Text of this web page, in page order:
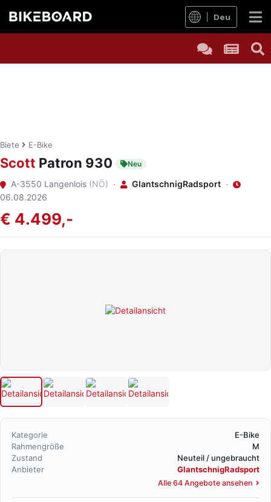
Deu
Biete E-Bike
Scott Patron 930 Neu
A-3550 Langenlois (NÖ) · GlantschnigRadsport ·
06.08.2026
€ 4.499,-
Kategorie
E-Bike
Rahmengröße
M
Zustand
Neuteil / ungebraucht
Anbieter
GlantschnigRadsport
Alle 64 Angebote ansehen